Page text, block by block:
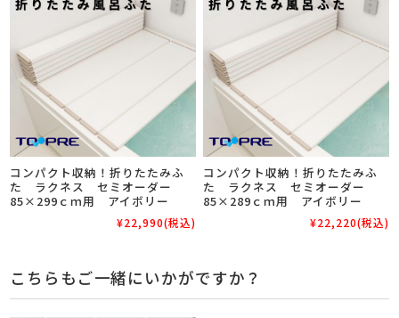
コンパクト収納！折りたたみふ
た ラクネス セミオーダー
85×299ｃｍ用 アイボリー
¥22,990(税込)
コンパクト収納！折りたたみふ
た ラクネス セミオーダー
85×289ｃｍ用 アイボリー
¥22,220(税込)
こちらもご一緒にいかがですか？